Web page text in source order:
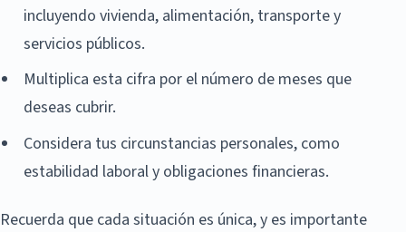
incluyendo vivienda, alimentación, transporte y
servicios públicos.
Multiplica esta cifra por el número de meses que
deseas cubrir.
Considera tus circunstancias personales, como
estabilidad laboral y obligaciones financieras.
Recuerda que cada situación es única, y es importante